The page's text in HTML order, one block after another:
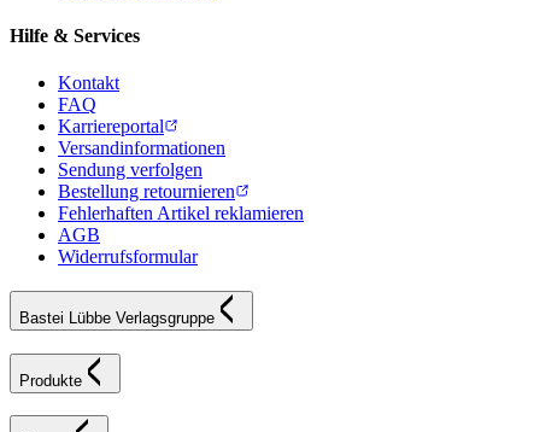
Hilfe & Services
Kontakt
FAQ
Karriereportal
Versandinformationen
Sendung verfolgen
Bestellung retournieren
Fehlerhaften Artikel reklamieren
AGB
Widerrufsformular
Bastei Lübbe Verlagsgruppe
Produkte